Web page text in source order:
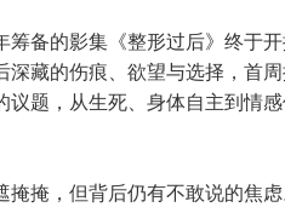
筹备的影集《整形过后》终于
藏的伤痕、欲望与选择，首
议题，从生死、身体自主到情
掩掩，但背后仍有不敢说的焦